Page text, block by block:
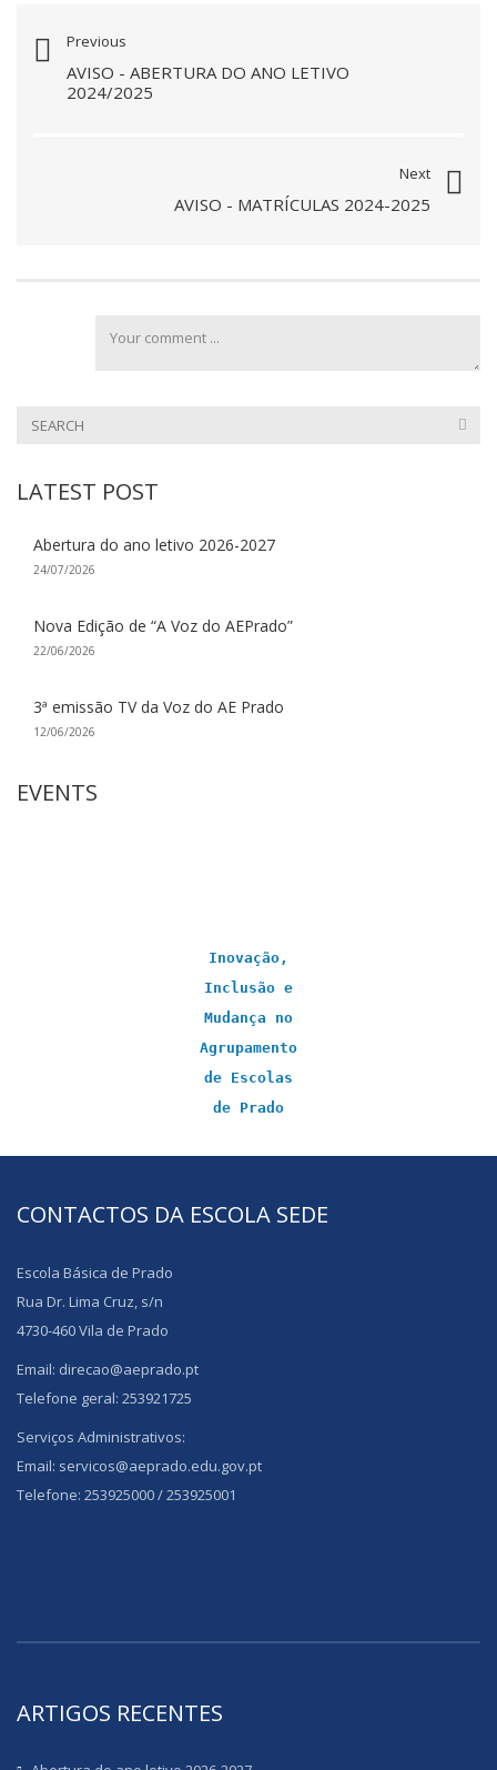
Previous
AVISO - ABERTURA DO ANO LETIVO
2024/2025
Next
AVISO - MATRÍCULAS 2024-2025
LATEST POST
Abertura do ano letivo 2026-2027
24/07/2026
Nova Edição de “A Voz do AEPrado”
22/06/2026
3ª emissão TV da Voz do AE Prado
12/06/2026
EVENTS
Inovação,
Inclusão e
Mudança no
Agrupamento
de Escolas
de Prado
CONTACTOS DA ESCOLA SEDE
Escola Básica de Prado
Rua Dr. Lima Cruz, s/n
4730-460 Vila de Prado
Email: direcao@aeprado.pt
Telefone geral: 253921725
Serviços Administrativos:
Email: servicos@aeprado.edu.gov.pt
Telefone: 253925000 / 253925001
ARTIGOS RECENTES